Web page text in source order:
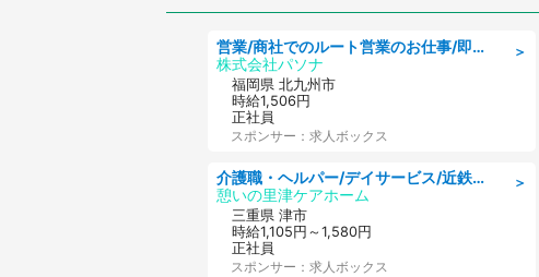
＞
営業/商社でのルート営業のお仕事/即日勤務可/車通勤可/営業
株式会社パソナ
福岡県 北九州市
時給1,506円
正社員
スポンサー：求人ボックス
＞
介護職・ヘルパー/デイサービス/近鉄名古屋線 高田本山/津市/三重県
憩いの里津ケアホーム
三重県 津市
時給1,105円～1,580円
正社員
スポンサー：求人ボックス